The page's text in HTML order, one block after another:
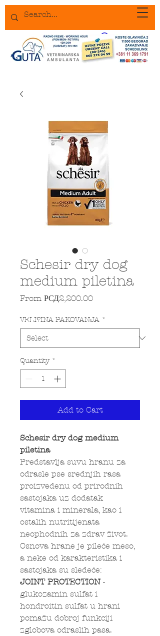
Schesir dry dog
medium piletina
From РСД2,200.00Sale Price
VELI?INA PAKOVANJA *
Quantity *
Add to Cart
Schesir dry dog medium
piletina
Predstavlja suvu hranu za
odrasle pse srednjih rasa
proizvedenu od prirodnih
sastojaka uz dodatak
vitamina i minerala, kao i
ostalih nutritijenata
neophodnih za zdrav život.
Osnova hrane je pileće meso,
a neke od karakteristika i
sastojaka su sledeće:
JOINT PROTECTION-
glukozamin sulfat i
hondroitin sulfat u hrani
pomažu dobroj funkciji
zglobova odraslih pasa.